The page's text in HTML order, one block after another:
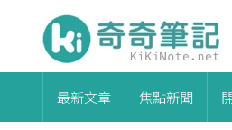
最新文章 焦點新聞